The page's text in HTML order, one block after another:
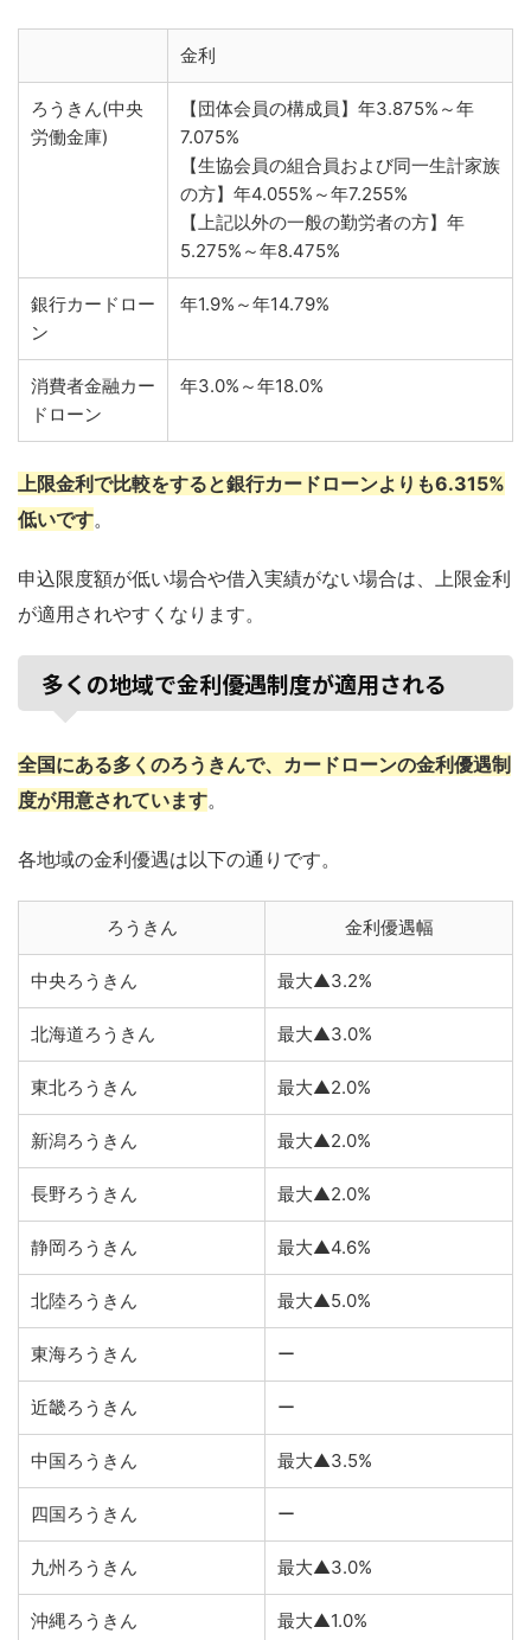
金利
ろうきん(中央
労働金庫)
【団体会員の構成員】年3.875%～年
7.075%
【生協会員の組合員および同一生計家族
の方】年4.055%～年7.255%
【上記以外の一般の勤労者の方】年
5.275%～年8.475%
銀行カードロー
ン
年1.9%～年14.79%
消費者金融カー
ドローン
年3.0%～年18.0%
上限金利で比較をすると銀行カードローンよりも6.315%
低いです。
申込限度額が低い場合や借入実績がない場合は、上限金利
が適用されやすくなります。
多くの地域で金利優遇制度が適用される
全国にある多くのろうきんで、カードローンの金利優遇制
度が用意されています。
各地域の金利優遇は以下の通りです。
ろうきん 金利優遇幅
中央ろうきん 最大▲3.2%
北海道ろうきん 最大▲3.0%
東北ろうきん 最大▲2.0%
新潟ろうきん 最大▲2.0%
長野ろうきん 最大▲2.0%
静岡ろうきん 最大▲4.6%
北陸ろうきん 最大▲5.0%
東海ろうきん ー
近畿ろうきん ー
中国ろうきん 最大▲3.5%
四国ろうきん ー
九州ろうきん 最大▲3.0%
沖縄ろうきん 最大▲1.0%